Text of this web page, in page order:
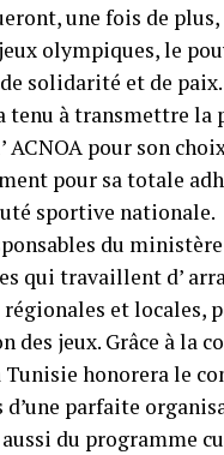
une fois de plus,
olympiques, le
solidarité et de paix.
tenu à transmettre la
pour son
pour sa totale
sportive nationale.
du
qui travaillent d’
et locales,
des jeux. Grâce à la
Tunisie honorera le
parfaite
du programme